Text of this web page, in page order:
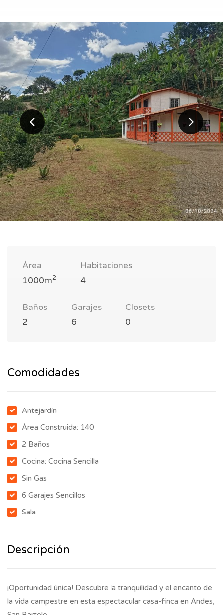
Área
1000m2
Habitaciones
4
Baños
2
Garajes
6
Closets
0
Comodidades
Antejardín
Área Construida: 140
2 Baños
Cocina: Cocina Sencilla
Sin Gas
6 Garajes Sencillos
Sala
Descripción
¡Oportunidad única! Descubre la tranquilidad y el encanto de
la vida campestre en esta espectacular casa-finca en Andes,